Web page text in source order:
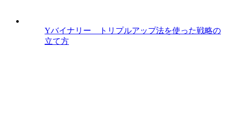
Yバイナリー トリプルアップ法を使った戦略の
立て方